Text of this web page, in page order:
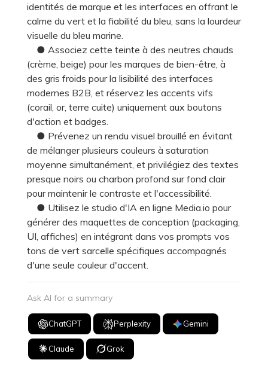
identités de marque et les interfaces en offrant le
calme du vert et la fiabilité du bleu, sans la lourdeur
visuelle du bleu marine.
● Associez cette teinte à des neutres chauds
(crème, beige) pour les marques de bien-être, à
des gris froids pour la lisibilité des interfaces
modernes B2B, et réservez les accents vifs
(corail, or, terre cuite) uniquement aux boutons
d'action et badges.
● Prévenez un rendu visuel brouillé en évitant
de mélanger plusieurs couleurs à saturation
moyenne simultanément, et privilégiez des textes
presque noirs ou charbon profond sur fond clair
pour maintenir le contraste et l'accessibilité.
● Utilisez le studio d'IA en ligne Media.io pour
générer des maquettes de conception (packaging,
UI, affiches) en intégrant dans vos prompts vos
tons de vert sarcelle spécifiques accompagnés
d'une seule couleur d'accent.
Ask AI for a summary
ChatGPT Perplexity Gemini
Claude Grok